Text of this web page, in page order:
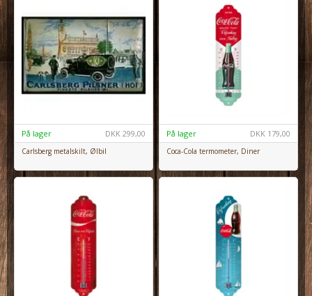
DKK 299,00
På lager
Carlsberg metalskilt, Ølbil
DKK 179,00
På lager
Coca-Cola termometer, Diner